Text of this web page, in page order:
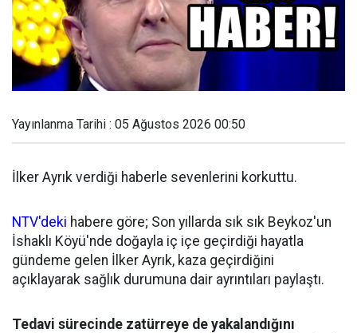
Yayınlanma Tarihi : 05 Ağustos 2026 00:50
İlker Ayrık verdiği haberle sevenlerini korkuttu.
NTV'deki habere göre; Son yıllarda sık sık Beykoz'un
İshaklı Köyü'nde doğayla iç içe geçirdiği hayatla
gündeme gelen İlker Ayrık, kaza geçirdiğini
açıklayarak sağlık durumuna dair ayrıntıları paylaştı.
Tedavi sürecinde zatürreye de yakalandığını